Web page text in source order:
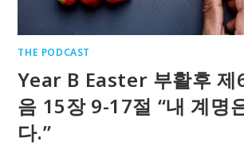
THE PODCAST
Year B Easter 부활후 제
음 15장 9-17절 “내 계명
다.”